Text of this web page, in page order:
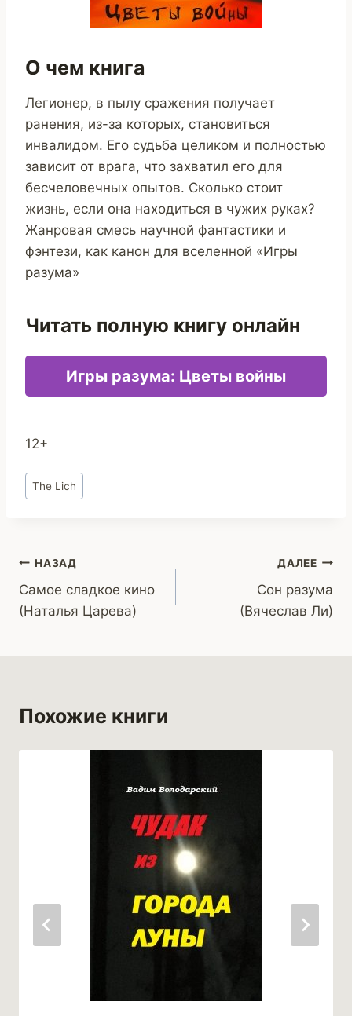
О чем книга
Легионер, в пылу сражения получает
ранения, из-за которых, становиться
инвалидом. Его судьба целиком и полностью
зависит от врага, что захватил его для
бесчеловечных опытов. Сколько стоит
жизнь, если она находиться в чужих руках?
Жанровая смесь научной фантастики и
фэнтези, как канон для вселенной «Игры
разума»
Читать полную книгу онлайн
Игры разума: Цветы войны
12+
Метки
записи:
The Lich
Навигация
по
записям
НАЗАД
Самое сладкое кино
(Наталья Царева)
ДАЛЕЕ
Сон разума
(Вячеслав Ли)
Похожие книги